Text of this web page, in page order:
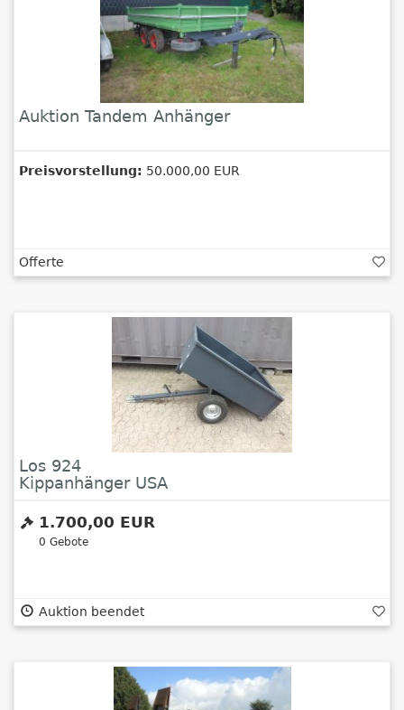
Auktion Tandem Anhänger
Preisvorstellung: 50.000,00 EUR
Offerte
Los 924
Kippanhänger USA
1.700,00 EUR
0 Gebote
Auktion beendet